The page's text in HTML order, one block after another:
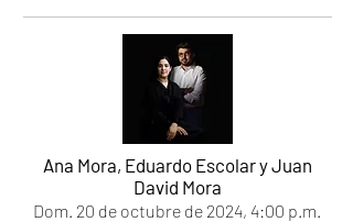
Ana Mora, Eduardo Escolar y Juan
David Mora
Dom. 20 de octubre de 2024, 4:00 p.m.